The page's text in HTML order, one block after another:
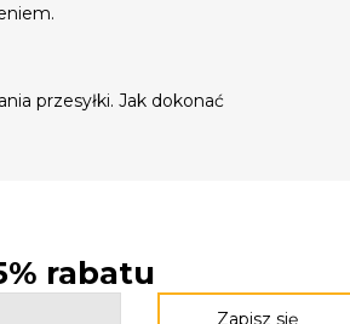
przesyłki. Jak dokonać
rabatu